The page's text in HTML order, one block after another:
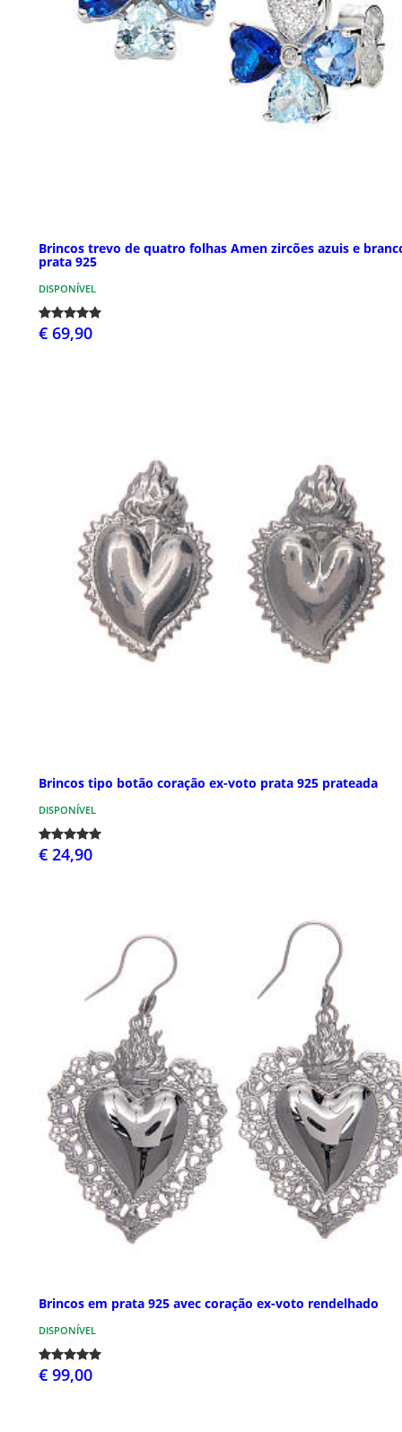
Brincos trevo de quatro folhas Amen zircões azuis e
prata 925
DISPONÍVEL
€ 69,90
Brincos tipo botão coração ex-voto prata 925 prateada
DISPONÍVEL
€ 24,90
Brincos em prata 925 avec coração ex-voto rendelhado
DISPONÍVEL
€ 99,00